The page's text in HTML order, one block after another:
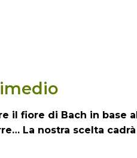
il fiore di Bach in base
La nostra scelta